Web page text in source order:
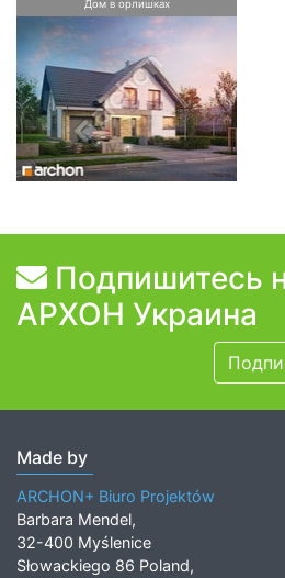
Дом в орлишках
Подпишитесь
АРХОН Украина
Made by
ARCHON+ Biuro Projektów
Barbara Mendel,
32-400 Myślenice
Słowackiego 86 Poland,